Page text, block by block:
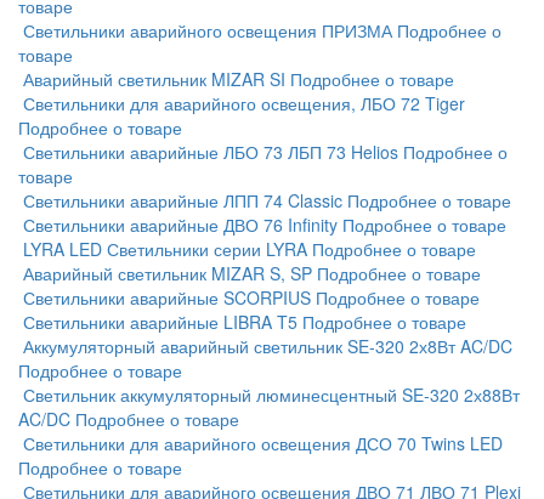
товаре
Светильники аварийного освещения ПРИЗМА Подробнее о
товаре
Аварийный светильник MIZAR SI Подробнее о товаре
Светильники для аварийного освещения, ЛБО 72 Tiger
Подробнее о товаре
Светильники аварийные ЛБО 73 ЛБП 73 Helios Подробнее о
товаре
Светильники аварийные ЛПП 74 Classic Подробнее о товаре
Светильники аварийные ДВО 76 Infinity Подробнее о товаре
LYRA LED Светильники серии LYRA Подробнее о товаре
Аварийный светильник MIZAR S, SP Подробнее о товаре
Светильники аварийные SCORPIUS Подробнее о товаре
Светильники аварийные LIBRA T5 Подробнее о товаре
Аккумуляторный аварийный светильник SE-320 2х8Вт AC/DC
Подробнее о товаре
Светильник аккумуляторный люминесцентный SE-320 2х88Вт
AC/DC Подробнее о товаре
Светильники для аварийного освещения ДСО 70 Twins LED
Подробнее о товаре
Светильники для аварийного освещения ДВО 71 ЛВО 71 Plexi